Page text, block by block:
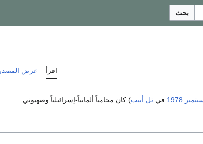
بحث
اقرأ عرض المصدر
1978 في تل أبيب) كان محامياً ألمانياً-إسرائيلياً وصهيوني.